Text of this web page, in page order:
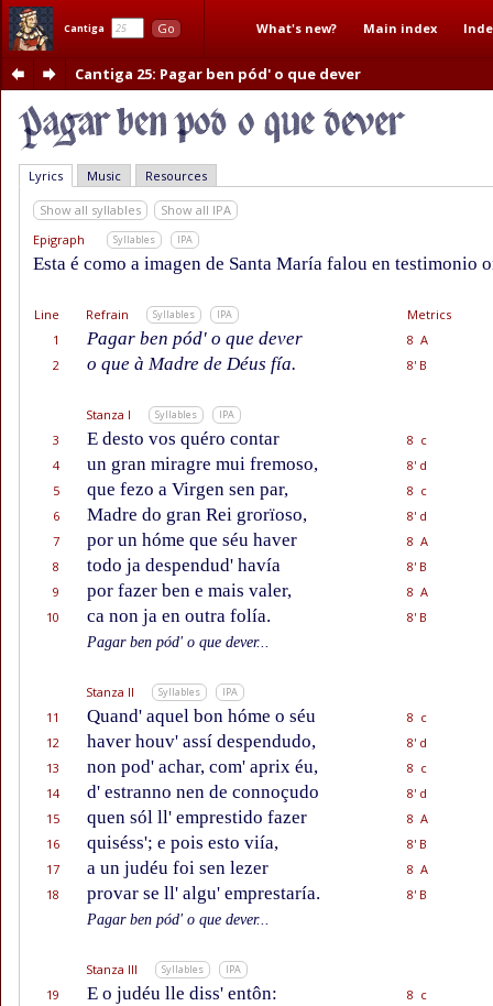
Cantiga Go What's new? Main index
Cantiga 25: Pagar ben pód' o que dever
Lyrics Music Resources
Show all syllables
Show all IPA
Epigraph
Syllables IPA
Esta é como a imagen de Santa María falou en testimonio
Line Refrain Syllables IPA
Metrics
1
Pagar ben pód' o que dever
8 A
2
o que à Madre de Déus fía. 8' B
Stanza I Syllables IPA
3 E desto vos quéro contar
8 c
4
un gran miragre mui fremoso,
8' d
5
que fezo a Virgen sen par,
8 c
6
Madre do gran Rei grorïoso,
8' d
7
por un hóme que séu haver
8 A
8
todo ja despendud' havía
8' B
9
por fazer ben e mais valer,
8 A
10
ca non ja en outra folía.
8' B
Pagar ben pód' o que dever...
Stanza II Syllables IPA
11 Quand' aquel bon hóme o séu
8 c
12
haver houv' assí despendudo,
8' d
13
non pod' achar, com' aprix éu,
8 c
14
d' estranno nen de connoçudo
8' d
15
quen sól ll' emprestido fazer
8 A
16
quiséss'; e pois esto viía,
8' B
17
a un judéu foi sen lezer
8 A
18
provar se ll' algu' emprestaría.
8' B
Pagar ben pód' o que dever...
Stanza III Syllables IPA
19 E o judéu lle diss' entôn:
8 c